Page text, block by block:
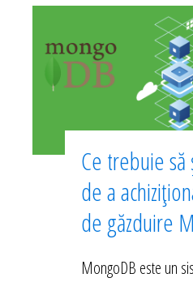
Ce trebuie
de a
de găzduire
MongoDB este un